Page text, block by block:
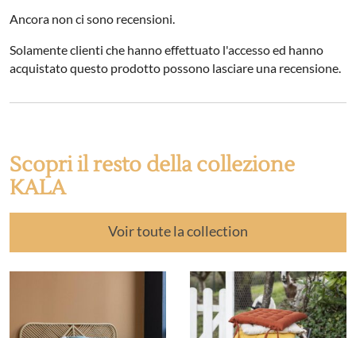
Ancora non ci sono recensioni.
Solamente clienti che hanno effettuato l'accesso ed hanno
acquistato questo prodotto possono lasciare una recensione.
Scopri il resto della collezione
KALA
Voir toute la collection